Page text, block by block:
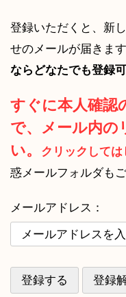
登録いただくと、新
せのメールが届きます
ならどなたでも登録
すぐに本人確認
で、メール内の
い。
クリックしては
惑メールフォルダも
メールアドレス：